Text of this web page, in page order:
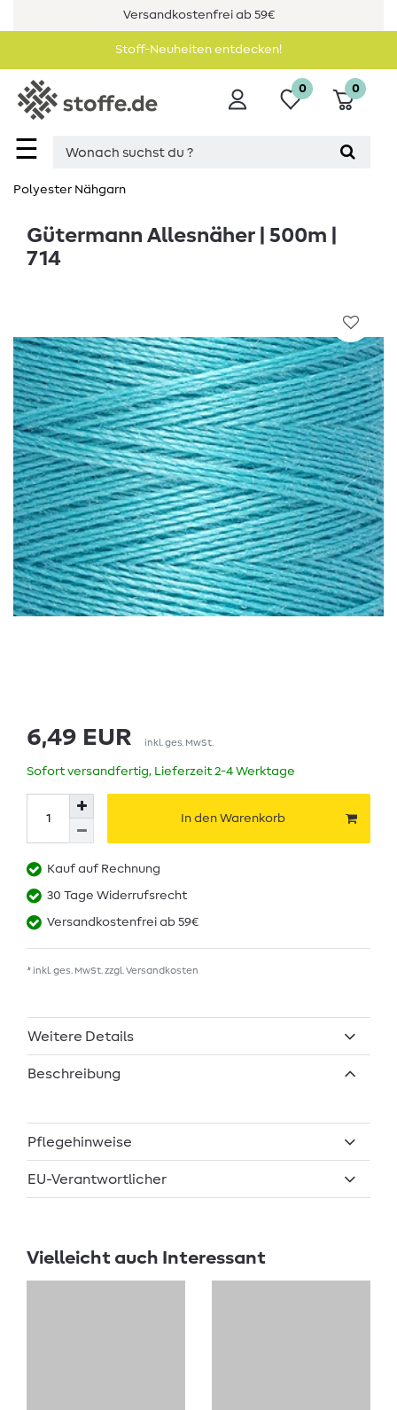
Versandkostenfrei ab 59€
Stoff-Neuheiten entdecken!
☰
0 0
Polyester Nähgarn
Gütermann Allesnäher | 500m |
714
6,49 EUR inkl. ges. MwSt.
Sofort versandfertig, Lieferzeit 2-4 Werktage
In den Warenkorb
Kauf auf Rechnung
30 Tage Widerrufsrecht
Versandkostenfrei ab 59€
* inkl. ges. MwSt. zzgl.Versandkosten
Weitere Details
Beschreibung
Pflegehinweise
EU-Verantwortlicher
Vielleicht auch Interessant